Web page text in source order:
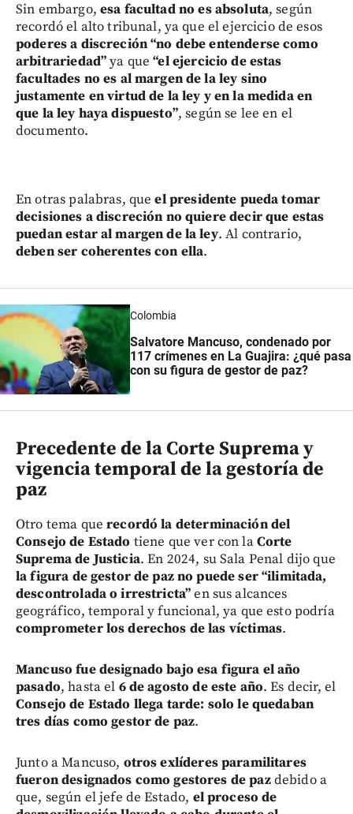
Sin embargo, esa facultad no es absoluta, según
recordó el alto tribunal, ya que el ejercicio de esos
poderes a discreción “no debe entenderse como
arbitrariedad”ya que“el ejercicio de estas
facultades no es al margen de la ley sino
justamente en virtud de la ley y en la medida en
que la ley haya dispuesto”, según se lee en el
documento.
En otras palabras, queel presidente pueda tomar
decisiones a discreción no quiere decir que estas
puedan estar al margen de la ley. Al contrario,
deben ser coherentes con ella.
Colombia
Salvatore Mancuso, condenado por
117 crímenes en La Guajira: ¿qué pasa
con su figura de gestor de paz?
Precedente de la Corte Suprema y
vigencia temporal de la gestoría de
paz
Otro tema querecordó la determinación del
Consejo de Estado tiene que ver con laCorte
Suprema de Justicia. En 2024, su Sala Penal dijo que
la figura de gestor de paz no puede ser “ilimitada,
descontrolada o irrestricta”en sus alcances
geográfico, temporal y funcional, ya que esto podría
comprometer los derechos de las víctimas.
Mancuso fue designado bajo esa figura el año
pasado, hasta el 6 de agosto de este año. Es decir, el
Consejo de Estado llega tarde: solo le quedaban
tres días como gestor de paz.
Junto a Mancuso, otros exlíderes paramilitares
fueron designados como gestores de pazdebido a
que, según el jefe de Estado, el proceso de